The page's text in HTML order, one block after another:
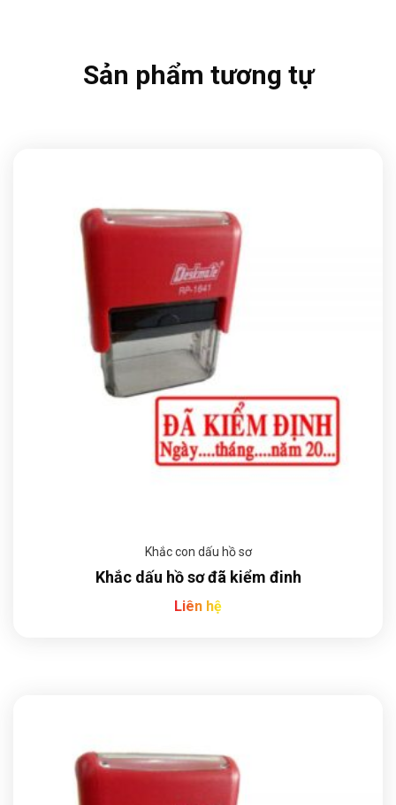
Sản phẩm tương tự
Khắc con dấu hồ sơ
Khắc dấu hồ sơ đã kiểm đinh
Liên hệ